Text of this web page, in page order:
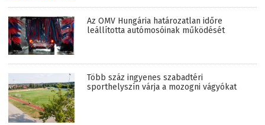
Az OMV Hungária határozatlan időre
leállította autómosóinak működését
Több száz ingyenes szabadtéri
sporthelyszín várja a mozogni vágyókat